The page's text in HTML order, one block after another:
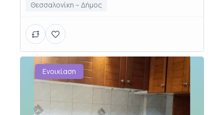
Θεσσαλονίκη – Δήμος
Ενοικίαση